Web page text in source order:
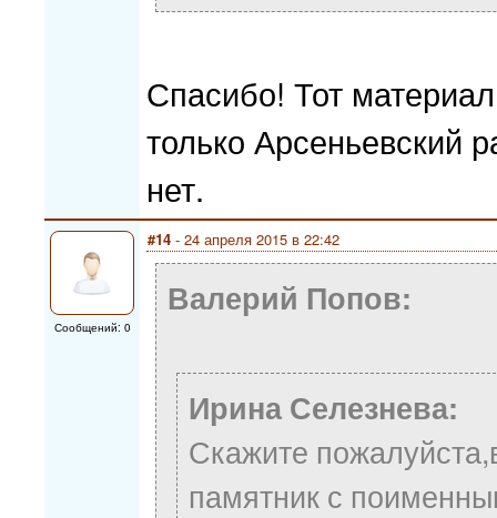
Спасибо! Тот
только Арсеньевский
нет.
Сообщений: 0
#14 - 24 апреля 2015 в 22:42
Валерий Попов:
Ирина Селезнева:
Скажите
памятник с